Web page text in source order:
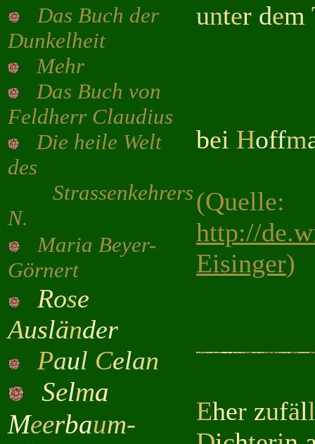
Das Buch der
Dunkelheit
Mehr
Das Buch von
Feldherr Claudius
Die heile Welt
des
Strassenkehrers
N.
Maria Beyer-
Görnert
Rose
Ausländer
Paul Celan
Selma
Meerbaum-
unter dem
bei Hoffm
(Quelle:
http://
Eisinger)
Eher zufäll